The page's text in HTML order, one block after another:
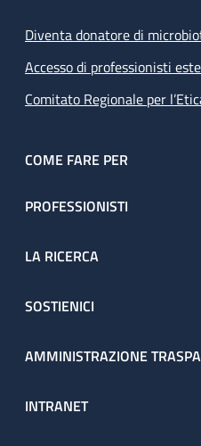
Diventa donatore di
Accesso di professionisti
Comitato Regionale per
COME FARE PER
PROFESSIONISTI
LA RICERCA
SOSTIENICI
AMMINISTRAZIONE
INTRANET